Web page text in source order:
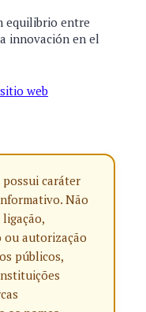
equilibrio entre
innovación en el
web
possui caráter
Não
ou autorização
públicos,